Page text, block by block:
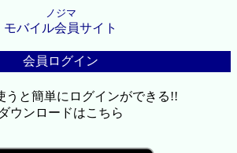
ノジマ
モバイル会員サイト
会員ログイン
うと簡単にログインができる!!
ダウンロードはこちら